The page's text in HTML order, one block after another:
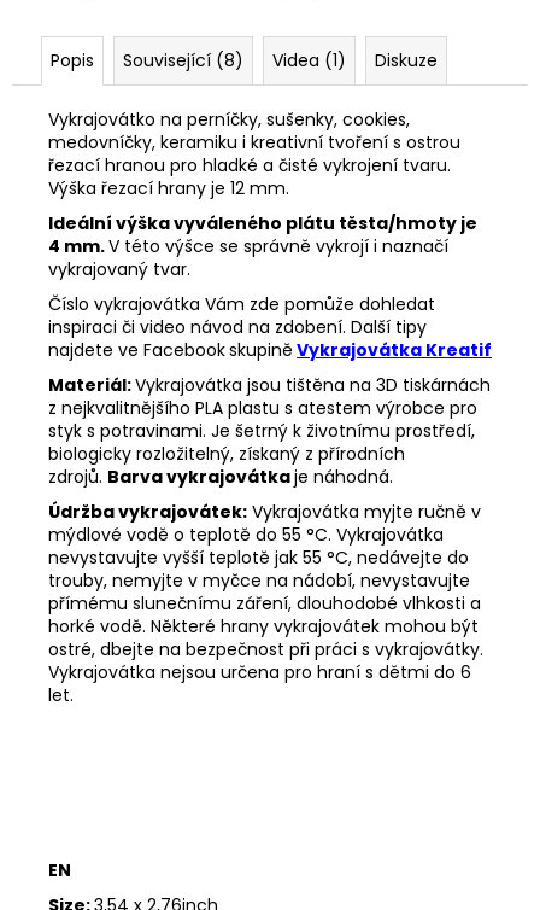
Popis Související (8) Videa (1) Diskuze
Vykrajovátko na perníčky, sušenky, cookies,
medovníčky, keramiku i kreativní tvoření s ostrou
řezací hranou pro hladké a čisté vykrojení tvaru.
Výška řezací hrany je 12 mm.
Ideální výška vyváleného plátu těsta/hmoty je
4 mm.V této výšce se správně vykrojí i naznačí
vykrajovaný tvar.
Číslo vykrajovátka Vám zde pomůže dohledat
inspiraci či video návod na zdobení. Další tipy
najdete ve Facebookskupině Vykrajovátka Kreatif
Materiál:Vykrajovátka jsou tištěna na 3D tiskárnách
z nejkvalitnějšího PLA plastu s atestem výrobce pro
styk s potravinami. Je šetrný k životnímu prostředí,
biologicky rozložitelný, získaný z přírodních
zdrojů. Barva vykrajovátkaje náhodná.
Údržba vykrajovátek: Vykrajovátka myjte ručně v
mýdlové vodě o teplotě do 55 °C. Vykrajovátka
nevystavujte vyšší teplotě jak 55 °C, nedávejte do
trouby, nemyjte v myčce na nádobí, nevystavujte
přímému slunečnímu záření, dlouhodobé vlhkosti a
horké vodě. Některé hrany vykrajovátek mohou být
ostré, dbejte na bezpečnost při práci s vykrajovátky.
Vykrajovátka nejsou určena pro hraní s dětmi do 6
let.
EN
Size:3,54 x 2,76inch
VYKRAJOVÁTKA
SNĚHULÁKOVÉ
VÁNOCE
Kč